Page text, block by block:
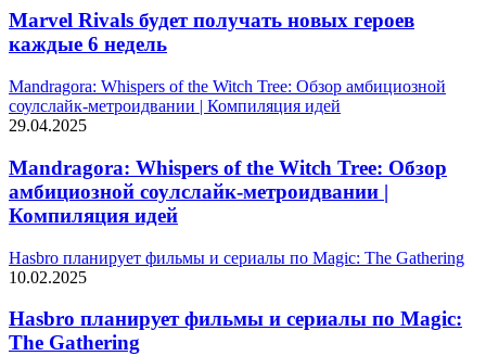
Marvel Rivals будет получать новых героев
каждые 6 недель
Mandragora: Whispers of the Witch Tree: Обзор амбициозной
соулслайк-метроидвании | Компиляция идей
29.04.2025
Mandragora: Whispers of the Witch Tree: Обзор
амбициозной соулслайк-метроидвании |
Компиляция идей
Hasbro планирует фильмы и сериалы по Magic: The Gathering
10.02.2025
Hasbro планирует фильмы и сериалы по Magic:
The Gathering